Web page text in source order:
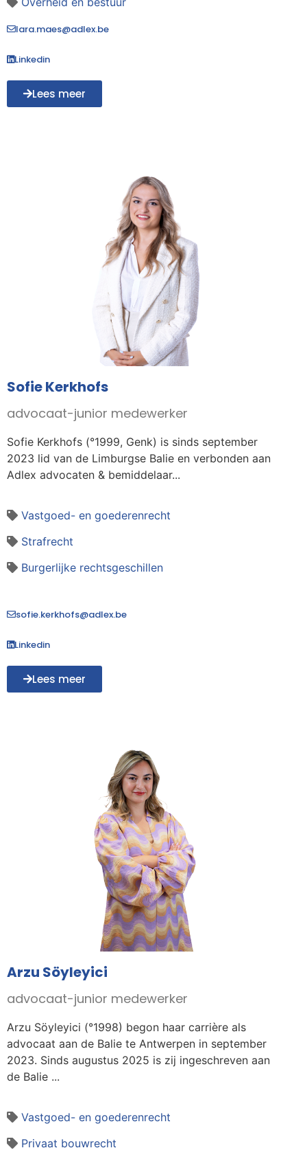
lara.maes@adlex.be
Linkedin
Lees meer
Sofie Kerkhofs
advocaat-junior medewerker
Sofie Kerkhofs (°1999, Genk) is sinds september
2023 lid van de Limburgse Balie en verbonden aan
Adlex advocaten & bemiddelaar...
Vastgoed- en goederenrecht
Strafrecht
Burgerlijke rechtsgeschillen
sofie.kerkhofs@adlex.be
Linkedin
Lees meer
Arzu Söyleyici
advocaat-junior medewerker
Arzu Söyleyici (°1998) begon haar carrière als
advocaat aan de Balie te Antwerpen in september
2023. Sinds augustus 2025 is zij ingeschreven aan
de Balie ...
Vastgoed- en goederenrecht
Privaat bouwrecht